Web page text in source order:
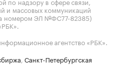
и массовых коммуникаций
номером ЭЛ №ФС77-82385)
агентство «РБК».
, Санкт-Петербургская